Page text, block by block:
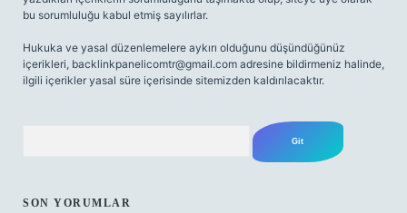
bu sorumluluğu kabul etmiş sayılırlar.
Hukuka ve yasal düzenlemelere aykırı olduğunu düşündüğünüz
içerikleri, backlinkpanelicomtr@gmail.com adresine bildirmeniz halinde,
ilgili içerikler yasal süre içerisinde sitemizden kaldırılacaktır.
SON YORUMLAR